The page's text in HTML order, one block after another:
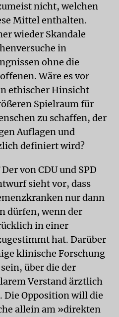
nicht, welchen
Mittel enthalten.
wieder Skandale
in
ohne die
Wäre es vor
ethischer Hinsicht
Spielraum für
zu schaffen, der
Auflagen und
definiert wird?
Der von CDU und SPD
sieht vor, dass
nur dann
dürfen, wenn der
in einer
hat. Darüber
klinische Forschung
über die der
Verstand ärztlich
Die Opposition will die
allein am »direkten